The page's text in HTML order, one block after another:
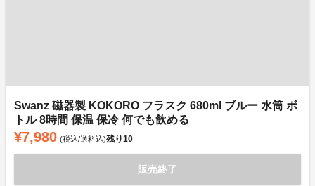
Swanz 磁器製 KOKORO フラスク 680ml ブルー 水筒 ボ
トル 8時間 保温 保冷 何でも飲める
¥7,980 (税込/送料込)残り10
販売終了